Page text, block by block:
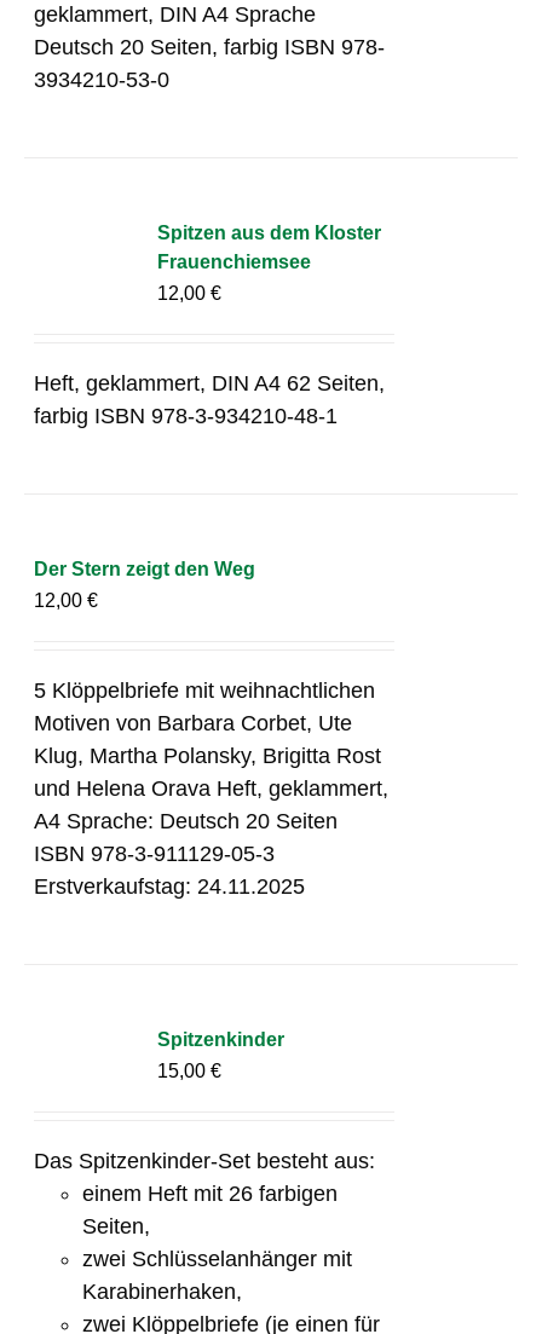
geklammert, DIN A4 Sprache
Deutsch 20 Seiten, farbig ISBN 978-
3934210-53-0
Spitzen aus dem Kloster
Frauenchiemsee
12,00€
Heft, geklammert, DIN A4 62 Seiten,
farbig ISBN 978-3-934210-48-1
Der Stern zeigt den Weg
12,00€
5 Klöppelbriefe mit weihnachtlichen
Motiven von Barbara Corbet, Ute
Klug, Martha Polansky, Brigitta Rost
und Helena Orava Heft, geklammert,
A4 Sprache: Deutsch 20 Seiten
ISBN 978-3-911129-05-3
Erstverkaufstag: 24.11.2025
Spitzenkinder
15,00€
Das Spitzenkinder-Set besteht aus:
einem Heft mit 26 farbigen
Seiten,
zwei Schlüsselanhänger mit
Karabinerhaken,
zwei Klöppelbriefe (je einen für